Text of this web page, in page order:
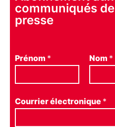
communiqués de
presse
Prénom * Nom *
Courrier électronique *